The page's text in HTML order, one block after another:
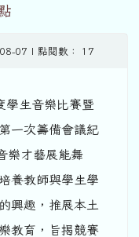
07 | 點閱數： 17
學生音樂比賽暨
一次籌備會議紀
樂才藝展能舞
養教師與學生學
興趣，推展本土
教育，旨揭競賽